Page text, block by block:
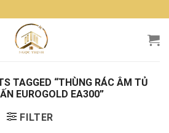
TAGGED “THÙNG RÁC ÂM TỦ
EUROGOLD EA300”
FILTER